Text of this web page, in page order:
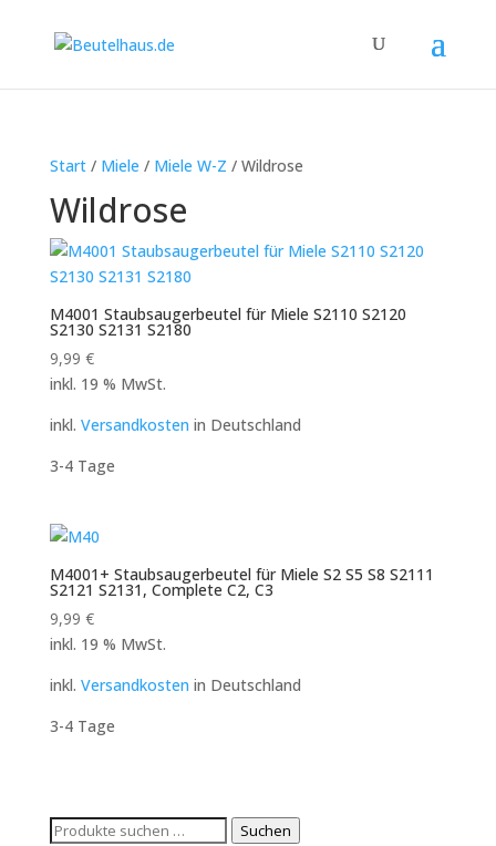
Start/ Miele / Miele W-Z / Wildrose
Wildrose
M4001 Staubsaugerbeutel für Miele S2110 S2120
S2130 S2131 S2180
9,99 €
inkl. 19 % MwSt.
inkl. Versandkosten in Deutschland
3-4 Tage
M4001+ Staubsaugerbeutel für Miele S2 S5 S8 S2111
S2121 S2131, Complete C2, C3
9,99 €
inkl. 19 % MwSt.
inkl. Versandkosten in Deutschland
3-4 Tage
Suchen
Suchen